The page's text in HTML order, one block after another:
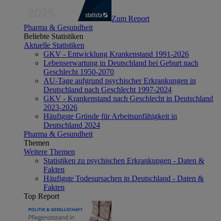
Zum Report
Pharma & Gesundheit
Beliebte Statistiken
Aktuelle Statistiken
GKV - Entwicklung Krankenstand 1991-2026
Lebenserwartung in Deutschland bei Geburt nach
Geschlecht 1950-2070
AU-Tage aufgrund psychischer Erkrankungen in
Deutschland nach Geschlecht 1997-2024
GKV - Krankenstand nach Geschlecht in Deutschland
2023-2026
Häufigste Gründe für Arbeitsunfähigkeit in
Deutschland 2024
Pharma & Gesundheit
Themen
Weitere Themen
Statistiken zu psychischen Erkrankungen - Daten &
Fakten
Häufigste Todesursachen in Deutschland - Daten &
Fakten
Top Report